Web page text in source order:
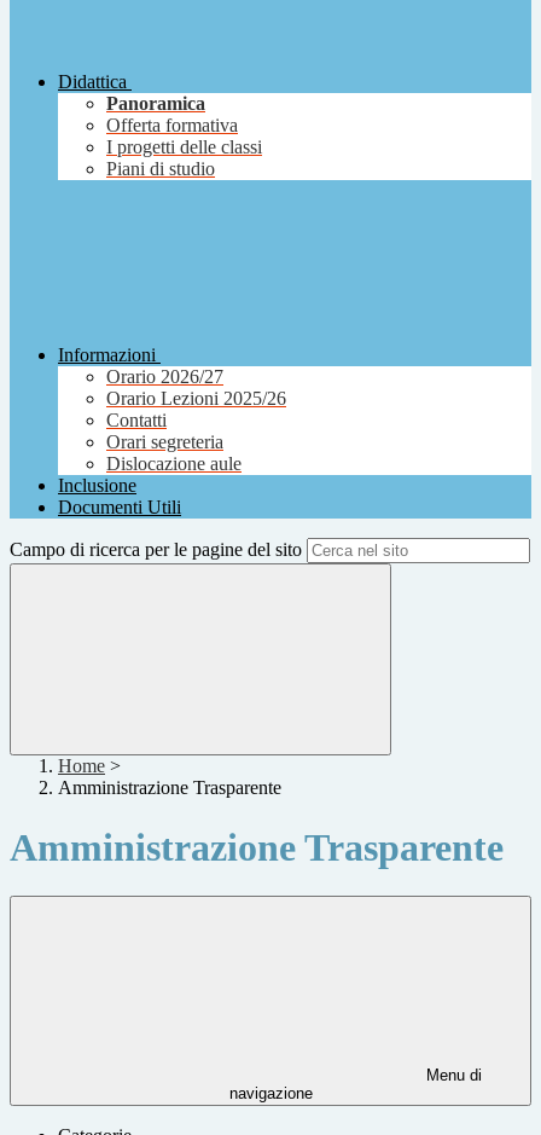
Didattica
Panoramica
Offerta formativa
I progetti delle classi
Piani di studio
Informazioni
Orario 2026/27
Orario Lezioni 2025/26
Contatti
Orari segreteria
Dislocazione aule
Inclusione
Documenti Utili
Campo di ricerca per le pagine del sito
Home >
Amministrazione Trasparente
Amministrazione Trasparente
Menu di
navigazione